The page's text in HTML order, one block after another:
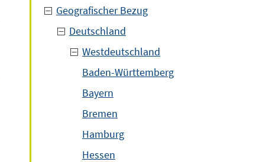
Geografischer Bezug
Deutschland
Westdeutschland
Baden-Württemberg
Bayern
Bremen
Hamburg
Hessen